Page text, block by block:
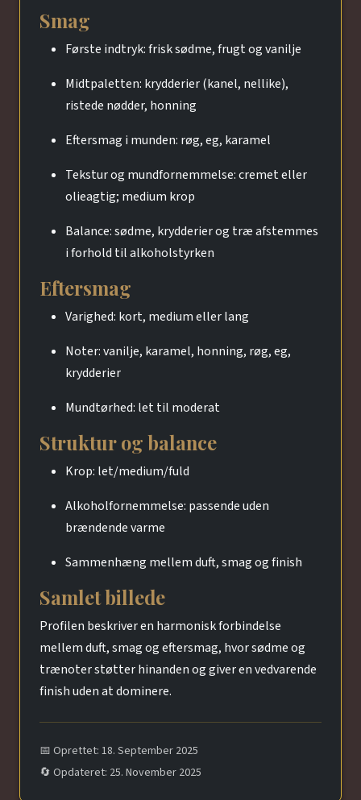
Smag
Første indtryk: frisk sødme, frugt og vanilje
Midtpaletten: krydderier (kanel, nellike),
ristede nødder, honning
Eftersmag i munden: røg, eg, karamel
Tekstur og mundfornemmelse: cremet eller
olieagtig; medium krop
Balance: sødme, krydderier og træ afstemmes
i forhold til alkoholstyrken
Eftersmag
Varighed: kort, medium eller lang
Noter: vanilje, karamel, honning, røg, eg,
krydderier
Mundtørhed: let til moderat
Struktur og balance
Krop: let/medium/fuld
Alkoholfornemmelse: passende uden
brændende varme
Sammenhæng mellem duft, smag og finish
Samlet billede
Profilen beskriver en harmonisk forbindelse
mellem duft, smag og eftersmag, hvor sødme og
trænoter støtter hinanden og giver en vedvarende
finish uden at dominere.
📅 Oprettet: 18. September 2025
🔄 Opdateret: 25. November 2025